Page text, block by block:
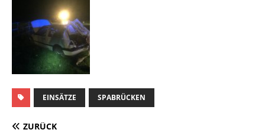
EINSÄTZE SPABRÜCKEN
ZURÜCK